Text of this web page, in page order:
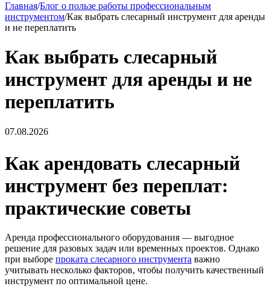
Главная/Блог о пользе работы профессиональным
инструментом/Как выбрать слесарный инструмент для аренды
и не переплатить
Как выбрать слесарный
инструмент для аренды и не
переплатить
07.08.2026
Как арендовать слесарный
инструмент без переплат:
практические советы
Аренда профессионального оборудования — выгодное
решение для разовых задач или временных проектов. Однако
при выборе проката слесарного инструмента важно
учитывать несколько факторов, чтобы получить качественный
инструмент по оптимальной цене.